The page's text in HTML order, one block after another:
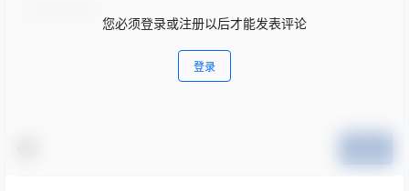
您必须登录或注册以后才能发表评论
登录